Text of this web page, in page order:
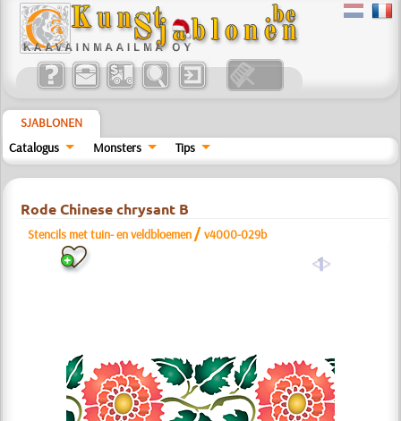
SJABLONEN
Catalogus
Monsters Tips
Rode Chinese chrysant B
Stencils met tuin- en veldbloemen /v4000-029b
a